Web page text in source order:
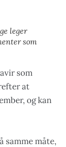
leger
som
som
at
og kan
samme måte,